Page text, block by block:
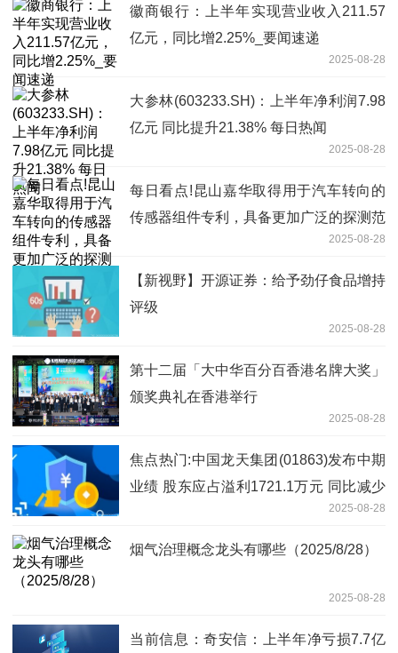
徽商银行：上半年实现营业收入211.57
亿元，同比增2.25%_要闻速递
2025-08-28
大参林(603233.SH)：上半年净利润7.98
亿元 同比提升21.38% 每日热闻
2025-08-28
每日看点!昆山嘉华取得用于汽车转向的
传感器组件专利，具备更加广泛的探测范
2025-08-28
【新视野】开源证券：给予劲仔食品增持
评级
2025-08-28
第十二届「大中华百分百香港名牌大奖」
颁奖典礼在香港举行
2025-08-28
焦点热门:中国龙天集团(01863)发布中期
业绩 股东应占溢利1721.1万元 同比减少
2025-08-28
烟气治理概念龙头有哪些（2025/8/28）
2025-08-28
当前信息：奇安信：上半年净亏损7.7亿